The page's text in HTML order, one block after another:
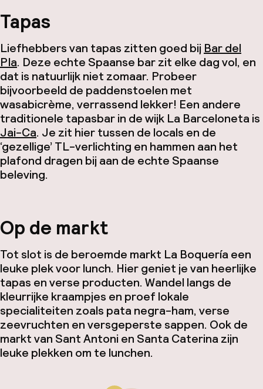
Tapas
Liefhebbers van tapas zitten goed bij Bar del
Pla. Deze echte Spaanse bar zit elke dag vol, en
dat is natuurlijk niet zomaar. Probeer
bijvoorbeeld de paddenstoelen met
wasabicrème, verrassend lekker! Een andere
traditionele tapasbar in de wijk La Barceloneta is
Jai-Ca. Je zit hier tussen de locals en de
‘gezellige’ TL-verlichting en hammen aan het
plafond dragen bij aan de echte Spaanse
beleving.
Op de markt
Tot slot is de beroemde markt La Boquería een
leuke plek voor lunch. Hier geniet je van heerlijke
tapas en verse producten. Wandel langs de
kleurrijke kraampjes en proef lokale
specialiteiten zoals pata negra-ham, verse
zeevruchten en versgeperste sappen. Ook de
markt van Sant Antoni en Santa Caterina zijn
leuke plekken om te lunchen.